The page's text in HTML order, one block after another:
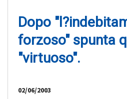
Dopo
forzoso" spunta
"virtuoso".
02/06/2003